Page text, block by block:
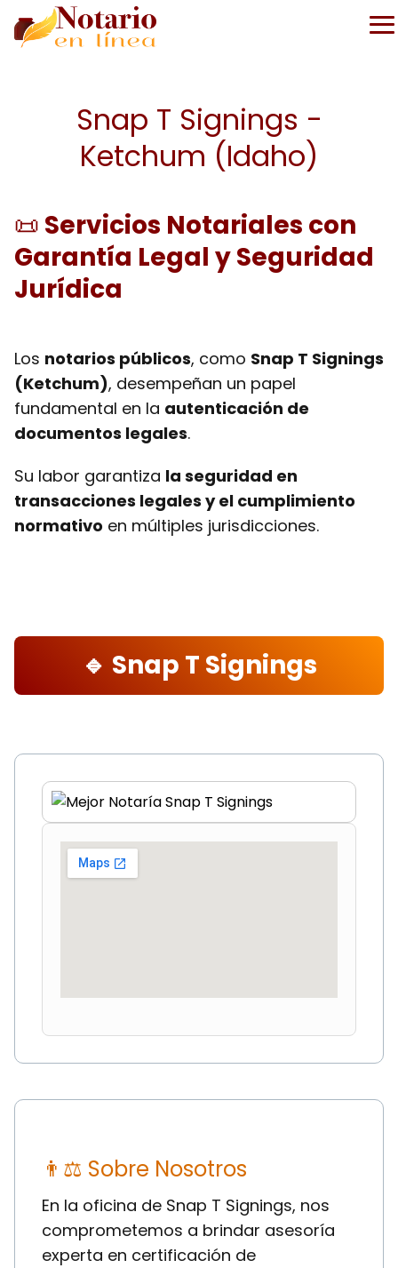
Snap T Signings -
Ketchum (Idaho)
📜 Servicios Notariales con
Garantía Legal y Seguridad
Jurídica
Los notarios públicos, como Snap T Signings
(Ketchum), desempeñan un papel
fundamental en la autenticación de
documentos legales.
Su labor garantiza la seguridad en
transacciones legales y el cumplimiento
normativo en múltiples jurisdicciones.
🔹 Snap T Signings
👨⚖ Sobre Nosotros
En la oficina de Snap T Signings, nos
comprometemos a brindar asesoría
experta en certificación de